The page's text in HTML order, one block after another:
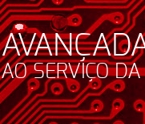
AO SERVIÇO